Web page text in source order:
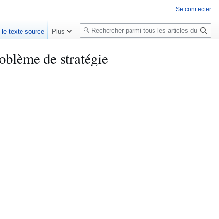
de stratégie
Se connecter
le texte source Plus
R
e
h
e